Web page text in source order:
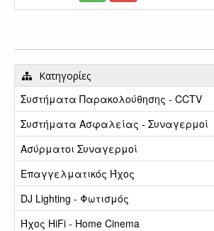
Κατηγορίες
Συστήματα Παρακολούθησης - CCTV
Συστήματα Ασφαλείας - Συναγερμοί
Ασύρματοι Συναγερμοί
Επαγγελματικός Ήχος
DJ Lighting - Φωτισμός
Ήχος HiFi - Home Cinema